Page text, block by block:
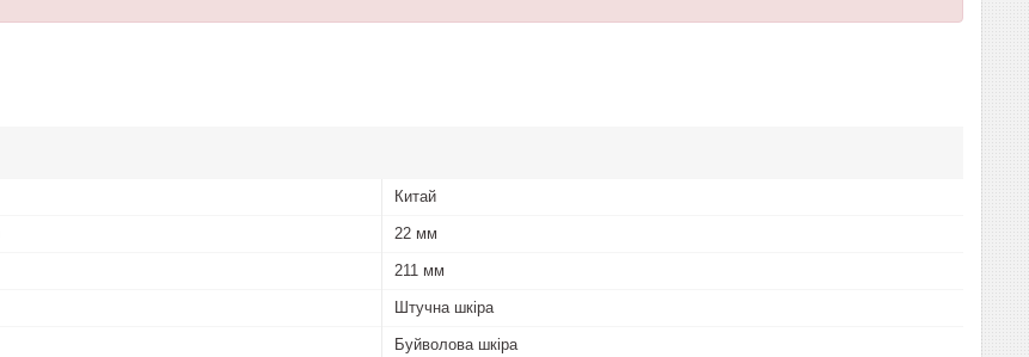
Китай
22 мм
211 мм
Штучна шкіра
Буйволова шкіра